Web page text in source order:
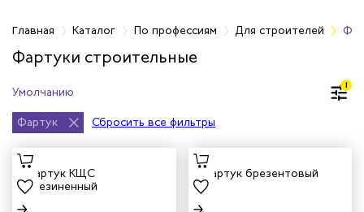
Главная Каталог По профессиям Для строителей
Фартуки строительные
1
Фартук Сбросить все фильтры